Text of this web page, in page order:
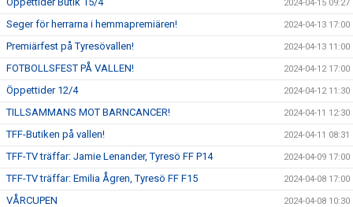
2024-04-15 09:27
Seger för herrarna i hemmapremiären! 2024-04-13 17:00
Premiärfest på Tyresövallen! 2024-04-13 11:00
FOTBOLLSFEST PÅ VALLEN! 2024-04-12 17:00
Öppettider 12/4 2024-04-12 11:30
TILLSAMMANS MOT BARNCANCER! 2024-04-11 12:30
TFF-Butiken på vallen! 2024-04-11 08:31
TFF-TV träffar: Jamie Lenander, Tyresö FF P14 2024-04-09 17:00
TFF-TV träffar: Emilia Ågren, Tyresö FF F15 2024-04-08 17:00
VÅRCUPEN 2024-04-08 10:30